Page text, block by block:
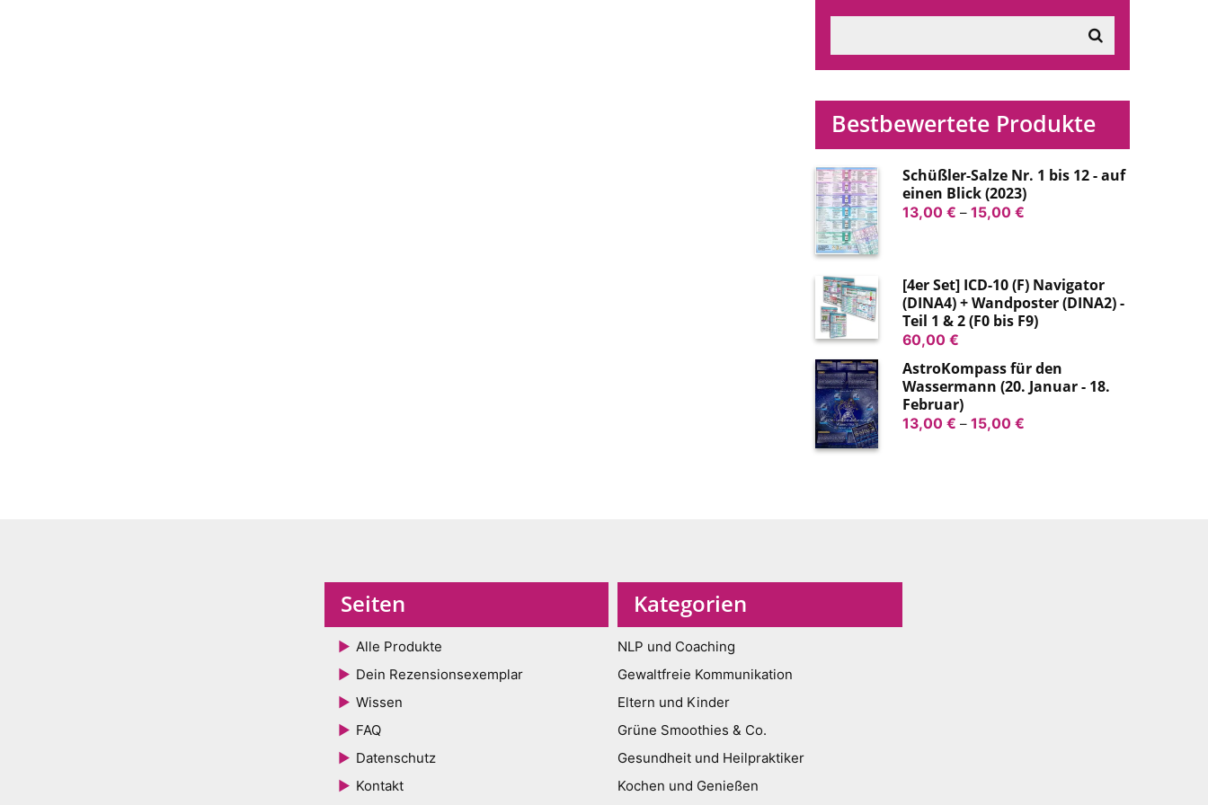
Bestbewertete Produkte
Schüßler-Salze Nr. 1 bis 12 - auf
einen Blick (2023)
13,00 € – 15,00 €Preisspanne:
15,00 €
[4er Set] ICD-10 (F) Navigator
(DINA4) + Wandposter (DINA2) -
Teil 1 & 2 (F0 bis F9)
60,00 €
AstroKompass für den
Wassermann (20. Januar - 18.
Februar)
13,00 € – 15,00 €Preisspanne:
Seiten
Alle Produkte
Dein Rezensionsexemplar
Wissen
FAQ
Datenschutz
Kontakt
Kategorien
NLP und Coaching
Gewaltfreie Kommunikation
Eltern und Kinder
Grüne Smoothies & Co.
Gesundheit und Heilpraktiker
Kochen und Genießen